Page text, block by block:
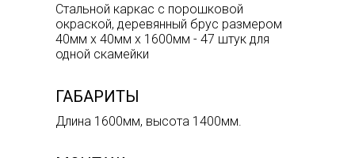
Стальной каркас с порошковой
окраской, деревянный брус размером
40мм х 40мм х 1600мм - 47 штук для
одной скамейки
ГАБАРИТЫ
Длина 1600мм, высота 1400мм.